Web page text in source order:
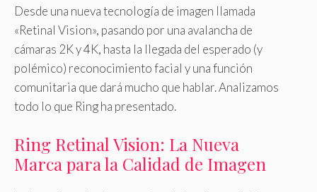
Desde una nueva tecnología de imagen llamada
«Retinal Vision», pasando por una avalancha de
cámaras 2K y 4K, hasta la llegada del esperado (y
polémico) reconocimiento facial y una función
comunitaria que dará mucho que hablar. Analizamos
todo lo que Ring ha presentado.
Ring Retinal Vision: La Nueva
Marca para la Calidad de Imagen